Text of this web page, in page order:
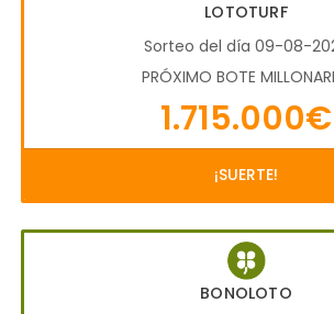
LOTOTURF
Sorteo del día 09-08-
PRÓXIMO BOTE
1.715.000€
¡SUERTE!
BONOLOTO